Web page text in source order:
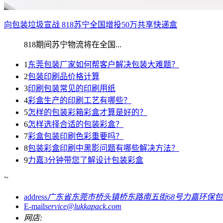
向包装垃圾宣战 818苏宁全国增投50万共享快递盒
818期间苏宁物流将在全国...
1 东莞包装厂家如何帮客户解决包装大难题？
2包装印刷品价格计算
3印刷包装常见的印刷用纸
4彩盒生产的印刷工艺有哪些？
5怎样的包装彩箱彩盒才算是好的？
6怎样选择合适的包装彩盒？
7彩盒包装印刷色彩重要吗？
8包装彩盒印刷中黑影问题有哪些解决方法？
9力嘉3分钟带您了解设计包装彩盒
~
address广东省东莞市桥头镇桥东路南五街68号力嘉环保
E-mailservice@lukkapack.com
网店: